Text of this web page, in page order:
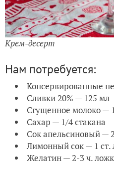
Крем-десерт
Нам потребуется:
Консервированные
Сливки 20% — 125 мл
Сгущенное молоко —
Сахар — 1/4 стакана
Сок апельсиновый —
Лимонный сок — 1 ст.
Желатин — 2-3 ч.